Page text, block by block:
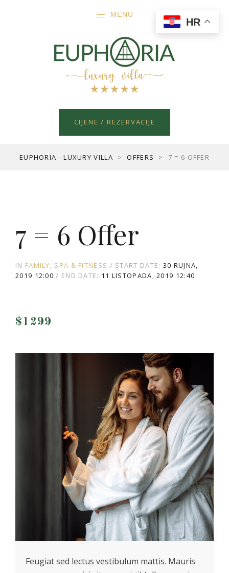
MENU
CIJENE / REZERVACIJE
EUPHORIA - LUXURY VILLA > OFFERS > 7 = 6 OFFER
7 = 6 Offer
IN FAMILY SPA & FITNESS START DATE: 30 RUJNA,
2019 12:00
END DATE: 11 LISTOPADA, 2019 12:40
$1299
Feugiat sed lectus vestibulum mattis. Mauris
HR